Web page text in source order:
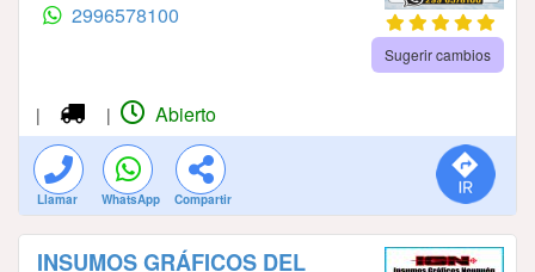
2996578100
Sugerir cambios
| | Abierto
Llamar WhatsApp Compartir
INSUMOS GRÁFICOS DEL